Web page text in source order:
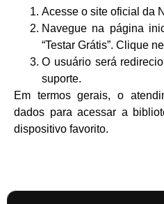
Acesse o site oficial da
Navegue na página
“Testar Grátis”. Clique
O usuário será
suporte.
Em termos gerais, o
dados para acessar a
dispositivo favorito.